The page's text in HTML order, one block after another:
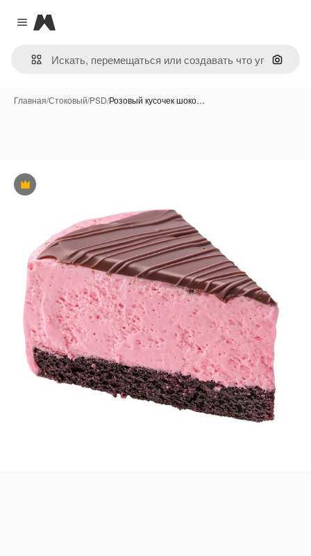
Close menu
Magnific
Поиск
Главная/Стоковый/PSD/Розовый кусочек шоко…
Премиум